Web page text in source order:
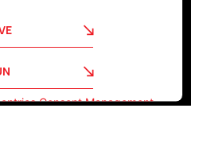
Consent Management